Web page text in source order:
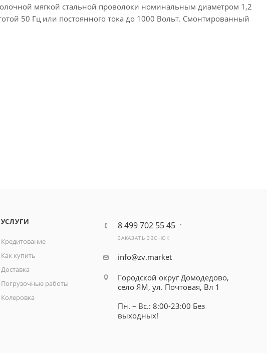
мягкой стальной проволоки номинальным диаметром 1,2
50 Гц или постоянного тока до 1000 Вольт. Смонтированный
УСЛУГИ
Кредитование
Как купить
Доставка
Погрузочные работы
Колеровка
8 499 702 55 45
ЗАКАЗАТЬ ЗВОНОК
info@zv.market
Городской округ Домодедово,
село ЯМ, ул. Почтовая, Вл 1
Пн. – Вс.: 8:00-23:00 Без
выходных!